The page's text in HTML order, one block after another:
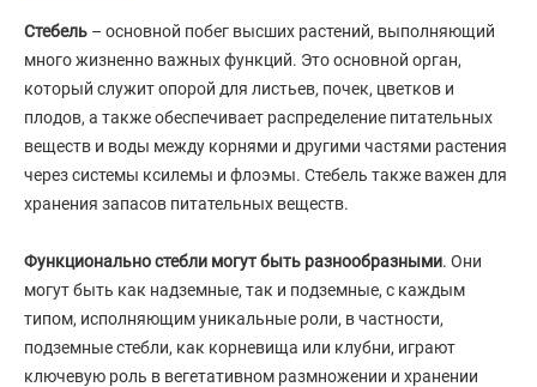
Стебель – основной побег высших растений, выполняющий
много жизненно важных функций. Это основной орган,
который служит опорой для листьев, почек, цветков и
плодов, а также обеспечивает распределение питательных
веществ и воды между корнями и другими частями растения
через системы ксилемы и флоэмы. Стебель также важен для
хранения запасов питательных веществ.
Функционально стебли могут быть разнообразными. Они
могут быть как надземные, так и подземные, с каждым
типом, исполняющим уникальные роли, в частности,
подземные стебли, как корневища или клубни, играют
ключевую роль в вегетативном размножении и хранении